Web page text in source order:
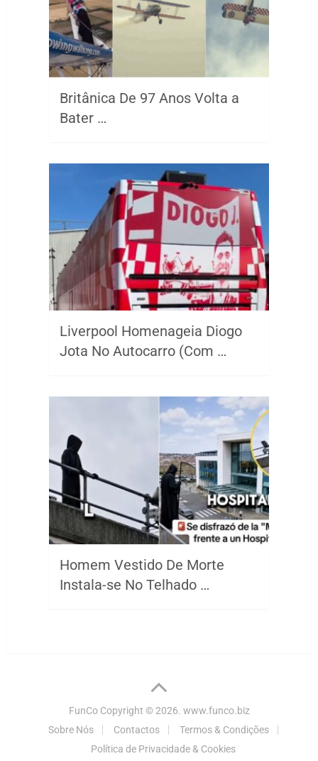
Britânica De 97 Anos Volta a
Bater …
Liverpool Homenageia Diogo
Jota No Autocarro (Com …
Homem Vestido De Morte
Instala-se No Telhado …
FunCoCopyright © 2026. www.funco.biz
Sobre Nós
Contactos
Termos & Condições
Política de Privacidade & Cookies